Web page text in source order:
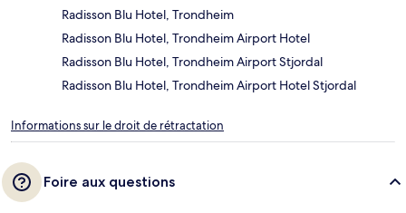
Radisson Blu Hotel, Trondheim
Radisson Blu Hotel, Trondheim Airport Hotel
Radisson Blu Hotel, Trondheim Airport Stjordal
Radisson Blu Hotel, Trondheim Airport Hotel Stjordal
Informations sur le droit de rétractation
Foire aux questions